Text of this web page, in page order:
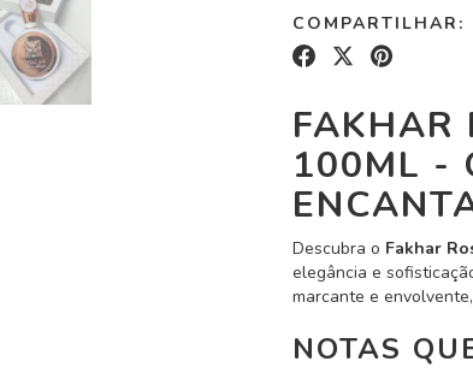
COMPARTILHAR:
FAKHAR
100ML -
Descubra o Fakhar
elegância e
marcante e
NOTAS